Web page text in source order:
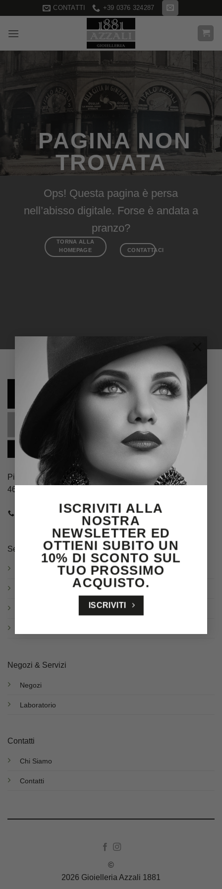
ISCRIVITI ALLA
NOSTRA
NEWSLETTER ED
OTTIENI SUBITO UN
10% DI SCONTO SUL
TUO PROSSIMO
ACQUISTO.
ISCRIVITI
ai
contenuti
CONTATTI +39 0376 324287
PAGINA NON
TROVATA
Ops! Questa pagina è persa
nell’abisso digitale. Forse è andata a
pranzo?
TORNA ALLA
HOMEPAGE
CONTATTACI
Piazza Guglielmo Marconi, 4
46100 Mantova (MN)
E-MAIL
Servizio clienti
Spedizioni
Negozi & Servizi
Negozi
Laboratorio
Contatti
Chi Siamo
Contatti
©
2026 Gioielleria Azzali 1881